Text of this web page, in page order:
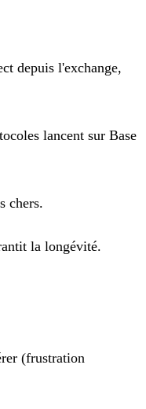
depuis l'exchange,
lancent sur Base
chers.
la longévité.
(frustration